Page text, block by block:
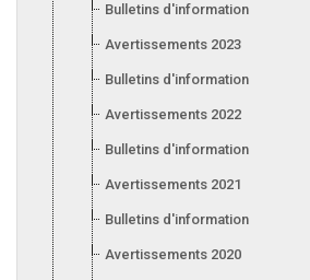
Bulletins d'information 2024
Avertissements 2023
Bulletins d'information 2023
Avertissements 2022
Bulletins d'information 2022
Avertissements 2021
Bulletins d'information 2021
Avertissements 2020